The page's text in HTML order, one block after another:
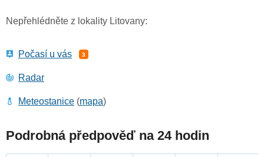
Nepřehlédněte z lokality Litovany:
Počasí u vás 3
Radar
Meteostanice (mapa)
Podrobná předpověď na 24 hodin